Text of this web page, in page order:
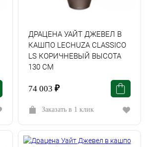
ДРАЦЕНА УАЙТ ДЖЕВЕЛ В
КАШПО LECHUZA СLASSICO
LS КОРИЧНЕВЫЙ ВЫСОТА
130 СМ
74 003 ₽
Заказать в 1 клик